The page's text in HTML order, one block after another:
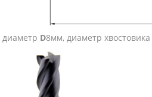
диаметр D8мм, диаметр хвостовика